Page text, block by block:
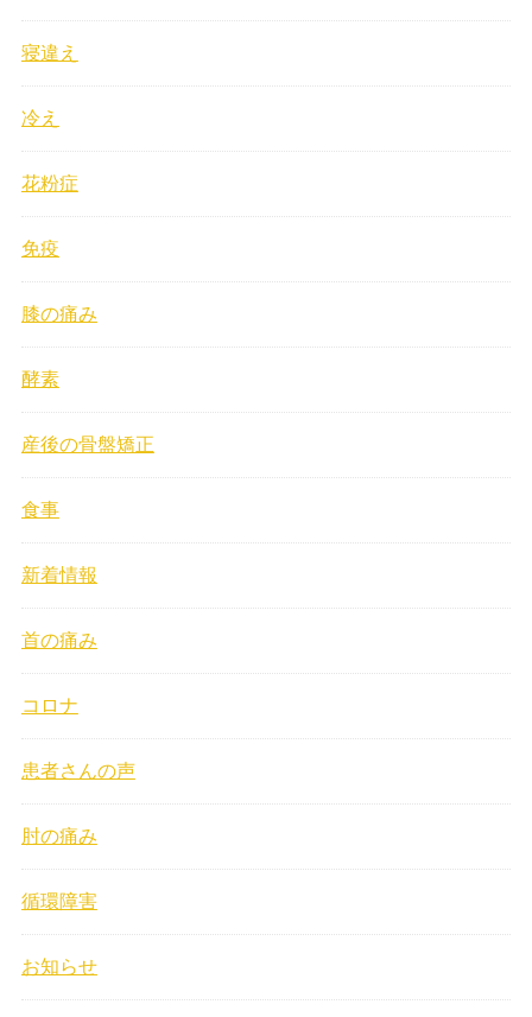
寝違え
冷え
花粉症
免疫
膝の痛み
酵素
産後の骨盤矯正
食事
新着情報
首の痛み
コロナ
患者さんの声
肘の痛み
循環障害
お知らせ